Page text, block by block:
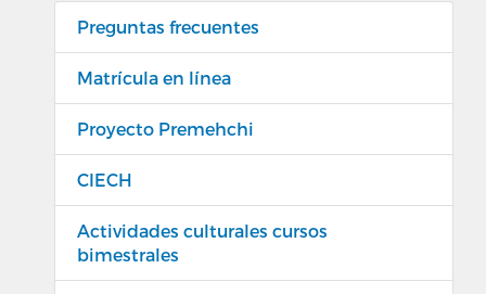
Preguntas frecuentes
Matrícula en línea
Proyecto Premehchi
CIECH
Actividades culturales cursos
bimestrales